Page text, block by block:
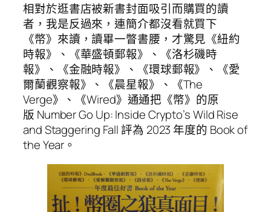
相對於逛書店被新書封面吸引而購買的讀
者，我是反過來，連簡介都沒看就買下
《幣》來讀，讀畢一瞥書腰，才驚見《紐約
時報》、《華盛頓郵報》、《洛杉磯時
報》、《金融時報》、《環球郵報》、《愛
爾蘭觀察報》、《晨星報》、《The
Verge》、《Wired》通通把《幣》的原
版 Number Go Up: Inside Crypto’s Wild Rise
and Staggering Fall評為 2023 年度的 Book of
the Year。